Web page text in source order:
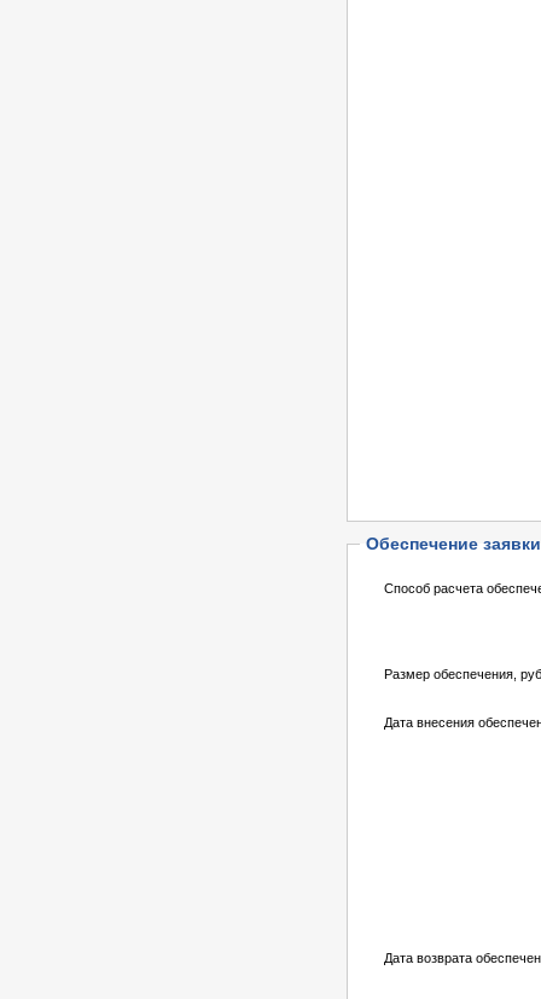
Обеспечение заявки
Способ расчета
Размер обеспечения,
Дата внесения
Дата возврата